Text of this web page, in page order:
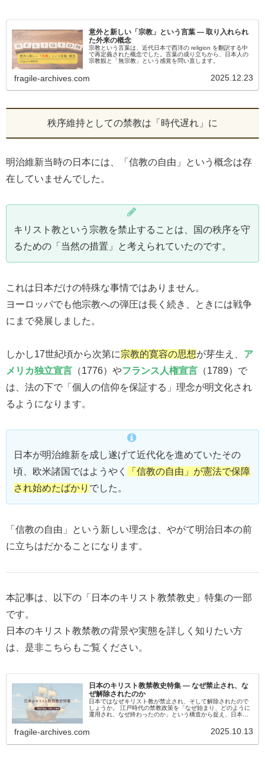
意外と新しい「宗教」という言葉 ― 取り入れられ
た外来の概念
宗教という言葉は、近代日本で西洋の religion を翻訳する中
で再定義された概念でした。言葉の成り立ちから、日本人の
宗教観と「無宗教」という感覚を問い直します。
fragile-archives.com 2025.12.23
秩序維持としての禁教は「時代遅れ」に
明治維新当時の日本には、「信教の自由」という概念は存
在していませんでした。
キリスト教という宗教を禁止することは、国の秩序を守
るための「当然の措置」と考えられていたのです。
これは日本だけの特殊な事情ではありません。
ヨーロッパでも他宗教への弾圧は長く続き、ときには戦争
にまで発展しました。
しかし17世紀頃から次第に宗教的寛容の思想が芽生え、 ア
メリカ独立宣言 （1776）やフランス人権宣言 （1789）で
は、法の下で「個人の信仰を保証する」理念が明文化され
るようになります。
日本が明治維新を成し遂げて近代化を進めていたその
頃、欧米諸国ではようやく
「信教の自由」が憲法で保障
され始めたばかり でした。
「信教の自由」という新しい理念は、やがて明治日本の前
に立ちはだかることになります。
本記事は、以下の「日本のキリスト教禁教史」特集の一部
です。
日本のキリスト教禁教の背景や実態を詳しく知りたい方
は、是非こちらもご覧ください。
日本のキリスト教禁教史特集 ― なぜ禁止され、な
ぜ解除されたのか
日本ではなぜキリスト教が禁止され、そして解除されたので
しょうか。 江戸時代の禁教政策を「なぜ始まり、どのように
運用され、なぜ終わったのか」という構造から捉え、日本の
代の信教の自由や多文化共生を考える視点を得られる特集で
す。
fragile-archives.com 2025.10.13